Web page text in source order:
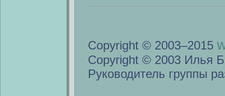
Copyright © 2003–2015
Copyright © 2003 Илья
Руководитель группы